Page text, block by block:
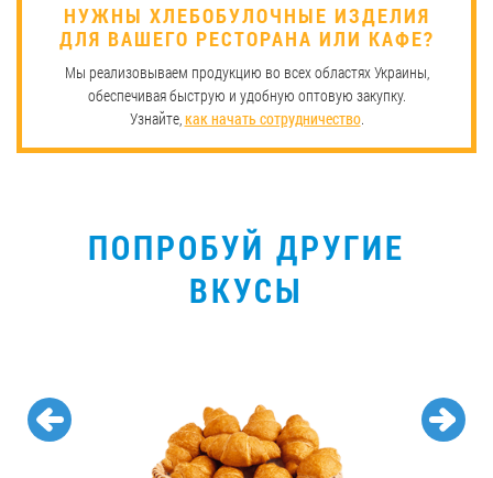
НУЖНЫ ХЛЕБОБУЛОЧНЫЕ ИЗДЕЛИЯ
ДЛЯ ВАШЕГО РЕСТОРАНА ИЛИ КАФЕ?
Мы реализовываем продукцию во всех областях Украины,
обеспечивая быструю и удобную оптовую закупку.
Узнайте, как начать сотрудничество.
ПОПРОБУЙ ДРУГИЕ
ВКУСЫ